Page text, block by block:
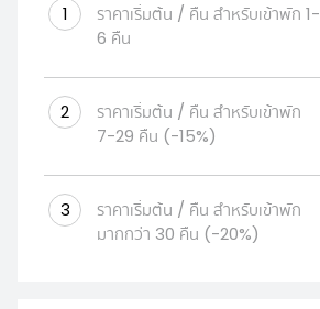
1
ราคาเริ่มต้น / คืน สำหรับเข้าพัก 1-
6 คืน
2
ราคาเริ่มต้น / คืน สำหรับเข้าพัก
7-29 คืน (-15%)
3
ราคาเริ่มต้น / คืน สำหรับเข้าพัก
มากกว่า 30 คืน (-20%)